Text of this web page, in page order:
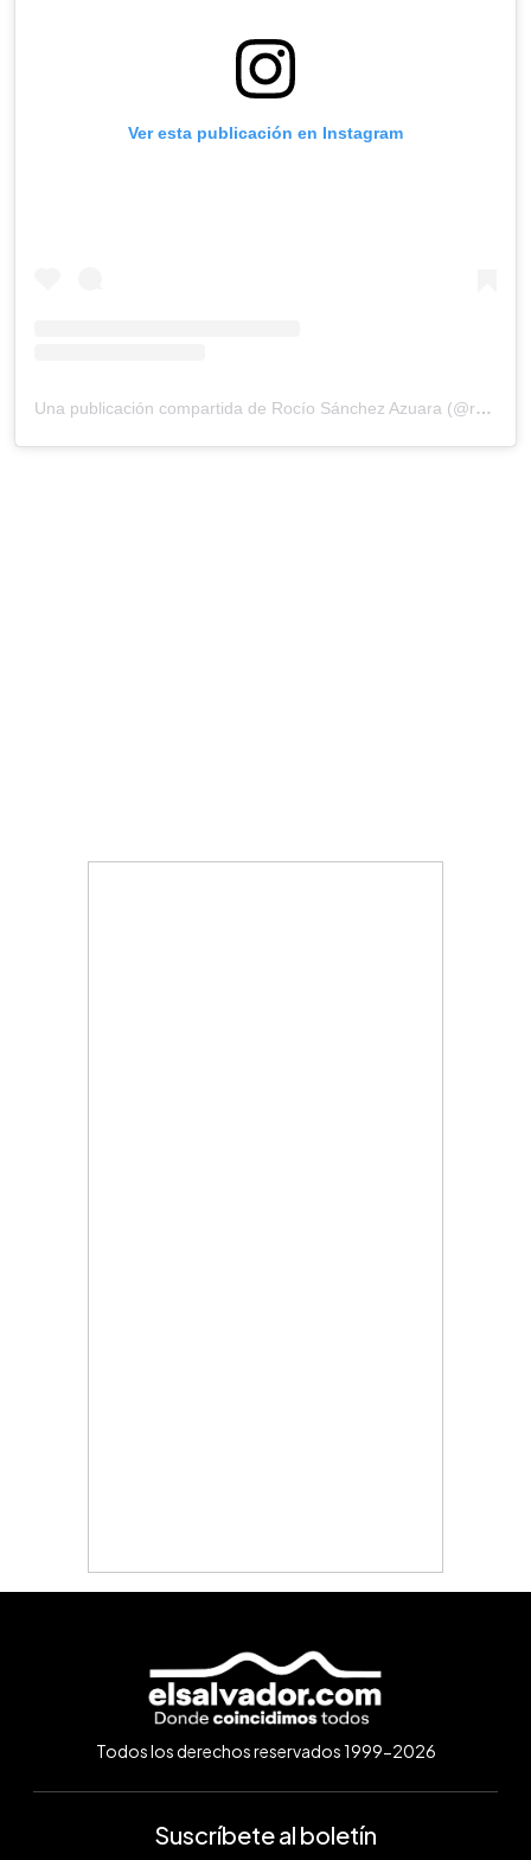
Ver esta publicación en Instagram
Una publicación compartida de Rocío Sánchez Azuara (@rocio_sazuara)
Todos los derechos reservados 1999-2026
Suscríbete al boletín